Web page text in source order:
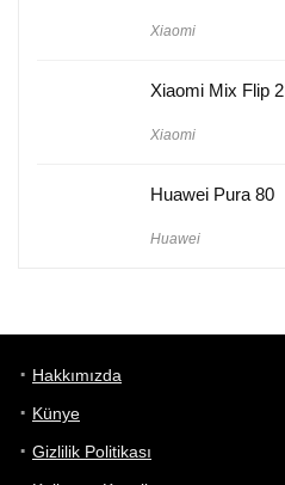
Xiaomi
Xiaomi Mix Flip 2
Xiaomi
Huawei Pura 80
Huawei
Hakkımızda
Künye
Gizlilik Politikası